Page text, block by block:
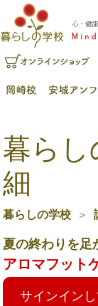
暮ら
細
暮らしの学校
夏の終わりを足
アロマフット
サインイン